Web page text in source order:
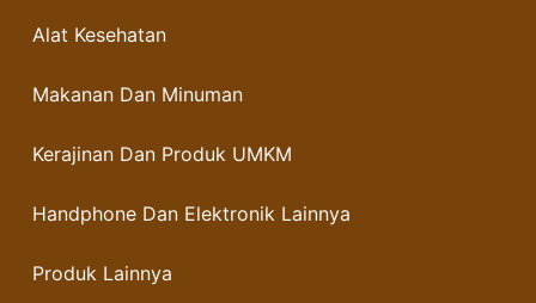
Alat Kesehatan
Makanan Dan Minuman
Kerajinan Dan Produk UMKM
Handphone Dan Elektronik Lainnya
Produk Lainnya